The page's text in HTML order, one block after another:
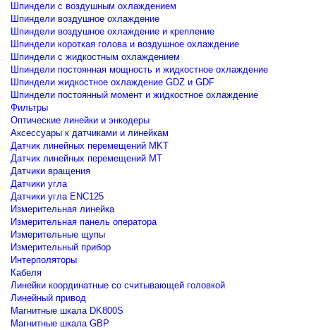
Шпиндели с воздушным охлаждением
Шпиндели воздушное охлаждение
Шпиндели воздушное охлаждение и крепление
Шпиндели короткая голова и воздушное охлаждение
Шпиндели с жидкостным охлаждением
Шпиндели постоянная мощность и жидкостное охлаждение
Шпиндели жидкостное охлаждение GDZ и GDF
Шпиндели постоянный момент и жидкостное охлаждение
Фильтры
Оптические линейки и энкодеры
Аксессуары к датчиками и линейкам
Датчик линейных перемещений MKT
Датчик линейных перемещений MT
Датчики вращения
Датчики угла
Датчики угла ENC125
Измерительная линейка
Измерительная панель оператора
Измерительные щупы
Измерительный прибор
Интерполяторы
Кабеля
Линейки координатные со считывающей головкой
Линейный привод
Магнитные шкала DK800S
Магнитные шкала GBP